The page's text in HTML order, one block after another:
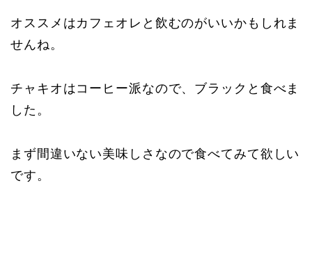
オススメはカフェオレと飲むのがいいかもしれま
せんね。
チャキオはコーヒー派なので、ブラックと食べま
した。
まず間違いない美味しさなので食べてみて欲しい
です。